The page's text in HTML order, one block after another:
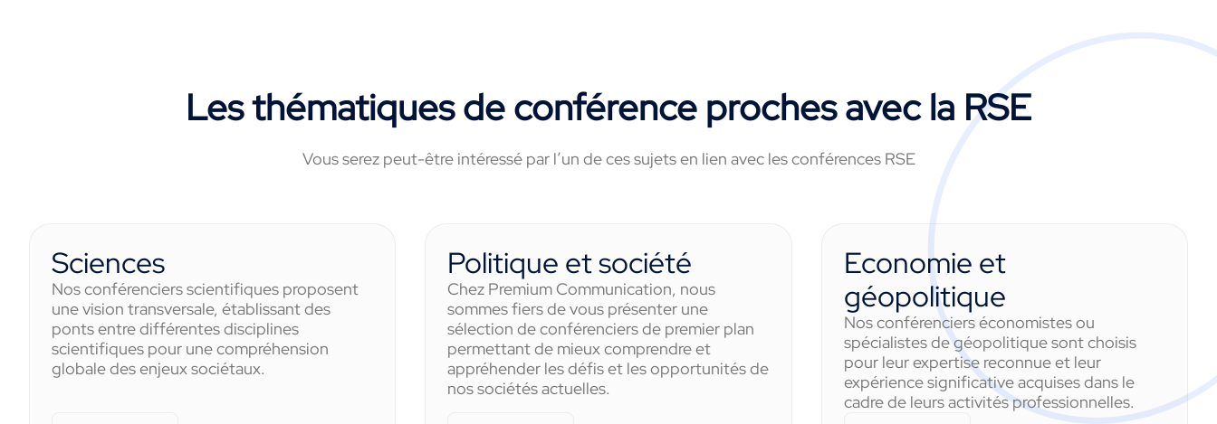
Les thématiques de conférence proches avec la RSE
Vous serez peut-être intéressé par l’un de ces sujets en lien avec les conférences RSE
Sciences
Nos conférenciers scientifiques proposent
une vision transversale, établissant des
ponts entre différentes disciplines
scientifiques pour une compréhension
globale des enjeux sociétaux.
Politique et société
Chez Premium Communication, nous
sommes fiers de vous présenter une
sélection de conférenciers de premier plan
permettant de mieux comprendre et
appréhender les défis et les opportunités de
nos sociétés actuelles.
Economie et
géopolitique
Nos conférenciers économistes ou
spécialistes de géopolitique sont choisis
pour leur expertise reconnue et leur
expérience significative acquises dans le
cadre de leurs activités professionnelles.